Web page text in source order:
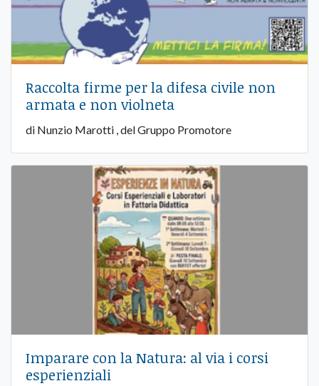
Raccolta firme per la difesa civile non
armata e non violneta
di Nunzio Marotti , del Gruppo Promotore
Imparare con la Natura: al via i corsi
esperienziali